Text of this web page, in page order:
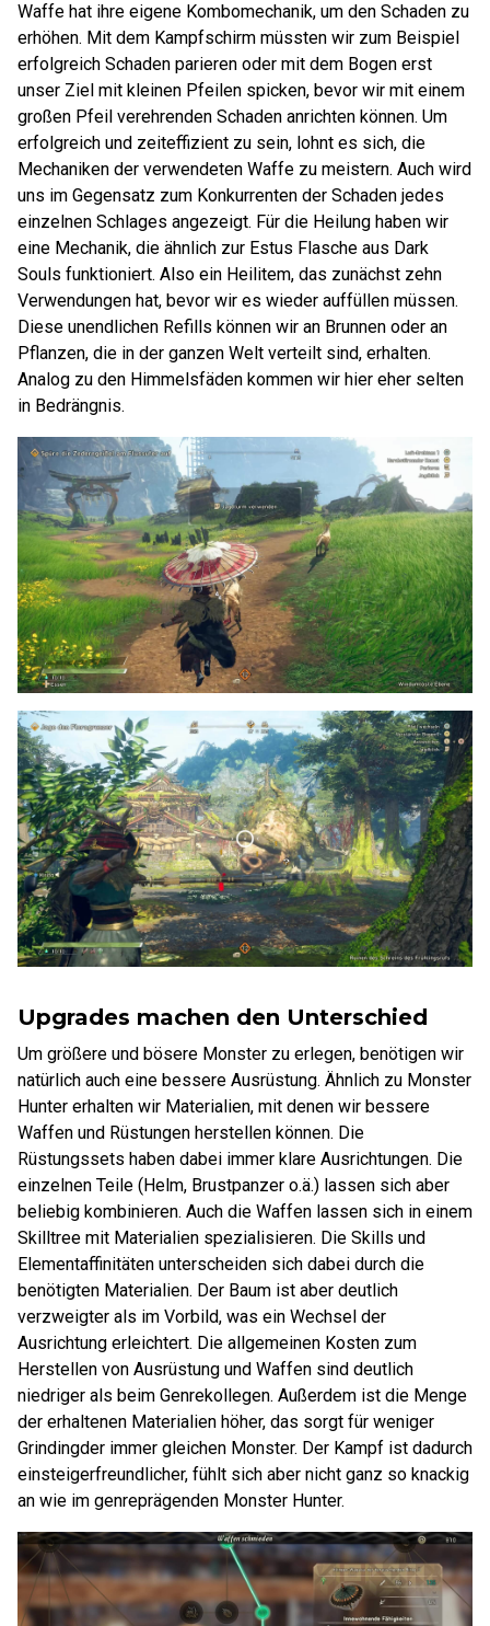
Waffe hat ihre eigene Kombomechanik, um den Schaden zu
erhöhen. Mit dem Kampfschirm müssten wir zum Beispiel
erfolgreich Schaden parieren oder mit dem Bogen erst
unser Ziel mit kleinen Pfeilen spicken, bevor wir mit einem
großen Pfeil verehrenden Schaden anrichten können. Um
erfolgreich und zeiteffizient zu sein, lohnt es sich, die
Mechaniken der verwendeten Waffe zu meistern. Auch wird
uns im Gegensatz zum Konkurrenten der Schaden jedes
einzelnen Schlages angezeigt. Für die Heilung haben wir
eine Mechanik, die ähnlich zur Estus Flasche aus Dark
Souls funktioniert. Also ein Heilitem, das zunächst zehn
Verwendungen hat, bevor wir es wieder auffüllen müssen.
Diese unendlichen Refills können wir an Brunnen oder an
Pflanzen, die in der ganzen Welt verteilt sind, erhalten.
Analog zu den Himmelsfäden kommen wir hier eher selten
in Bedrängnis.
Upgrades machen den Unterschied
Um größere und bösere Monster zu erlegen, benötigen wir
natürlich auch eine bessere Ausrüstung. Ähnlich zu Monster
Hunter erhalten wir Materialien, mit denen wir bessere
Waffen und Rüstungen herstellen können. Die
Rüstungssets haben dabei immer klare Ausrichtungen. Die
einzelnen Teile (Helm, Brustpanzer o.ä.) lassen sich aber
beliebig kombinieren. Auch die Waffen lassen sich in einem
Skilltree mit Materialien spezialisieren. Die Skills und
Elementaffinitäten unterscheiden sich dabei durch die
benötigten Materialien. Der Baum ist aber deutlich
verzweigter als im Vorbild, was ein Wechsel der
Ausrichtung erleichtert. Die allgemeinen Kosten zum
Herstellen von Ausrüstung und Waffen sind deutlich
niedriger als beim Genrekollegen. Außerdem ist die Menge
der erhaltenen Materialien höher, das sorgt für weniger
Grindingder immer gleichen Monster. Der Kampf ist dadurch
einsteigerfreundlicher, fühlt sich aber nicht ganz so knackig
an wie im genreprägenden Monster Hunter.